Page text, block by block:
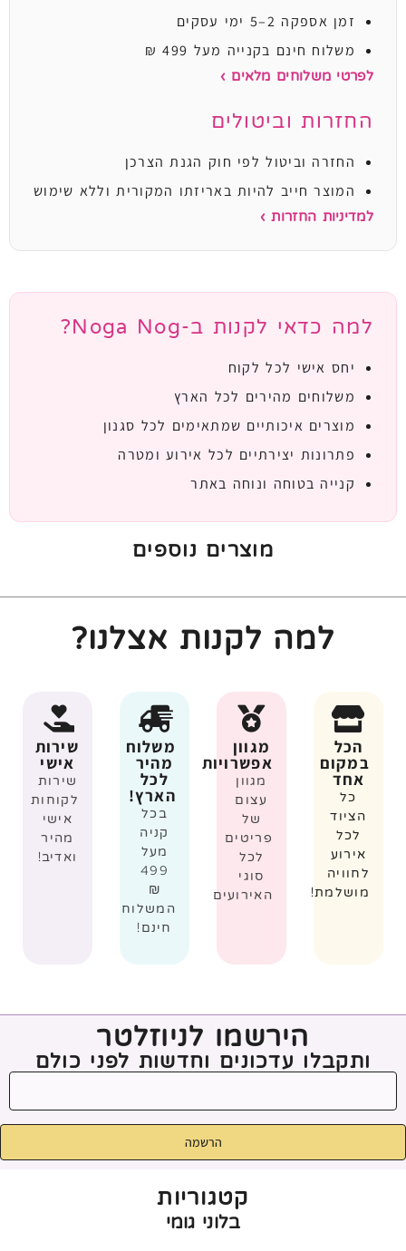
זמן אספקה 2–5 ימי עסקים
משלוח חינם בקנייה מעל 499 ₪
לפרטי משלוחים מלאים ›
החזרות וביטולים
החזרה וביטול לפי חוק הגנת הצרכן
המוצר חייב להיות באריזתו המקורית וללא שימוש
למדיניות החזרות ›
למה כדאי לקנות ב-Noga Nog?
יחס אישי לכל לקוח
משלוחים מהירים לכל הארץ
מוצרים איכותיים שמתאימים לכל סגנון
פתרונות יצירתיים לכל אירוע ומטרה
קנייה בטוחה ונוחה באתר
מוצרים נוספים
למה לקנות אצלנו?
הכל
במקום
אחד
כל
הציוד
לכל
אירוע
לחוויה
מושלמת!
מגוון
אפשרויות
מגוון
עצום
של
פריטים
לכל
סוגי
האירועים
משלוח
מהיר
לכל
הארץ!
בכל
קניה
מעל
499
₪
המשלוח
חינם!
שירות
אישי
שירות
לקוחות
אישי
מהיר
ואדיב!
הירשמו לניוזלטר
ותקבלו עדכונים וחדשות לפני כולם
הרשמה
קטגוריות
בלוני גומי